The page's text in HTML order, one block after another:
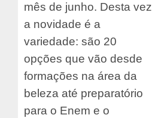
mês de junho. Desta vez
a novidade é a
variedade: são 20
opções que vão desde
formações na área da
beleza até preparatório
para o Enem e o